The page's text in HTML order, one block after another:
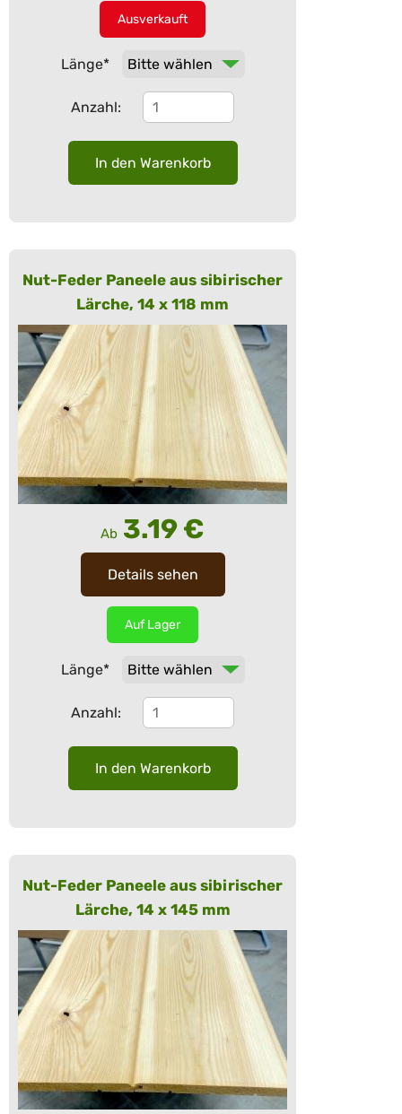
Ausverkauft
Pflichtfeld
Länge*
Anzahl:
Nut-Feder Paneele aus sibirischer
Lärche, 14 x 118 mm
Ab 3.19€
Details sehen
Auf Lager
Pflichtfeld
Länge*
Anzahl:
Nut-Feder Paneele aus sibirischer
Lärche, 14 x 145 mm